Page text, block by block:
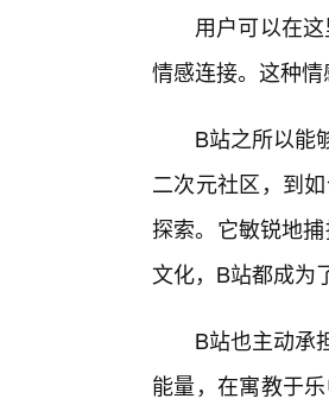
用户可以在
情感连接。这种
B站之所以能
二次元社区，到
探索。它敏锐地
文化，B站都成为
B站也主动承
能量，在寓教于